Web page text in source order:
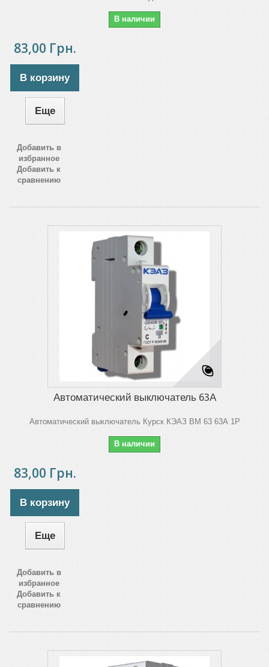
В наличии
83,00 Грн.
В корзину
Еще
Добавить в
избранное
Добавить к
сравнению
Автоматический выключатель 63А
Автоматический выключатель Курск КЭАЗ ВМ 63 63А 1Р
В наличии
83,00 Грн.
В корзину
Еще
Добавить в
избранное
Добавить к
сравнению